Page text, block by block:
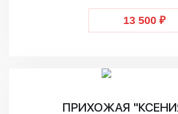
13 500 ₽
ПРИХОЖАЯ